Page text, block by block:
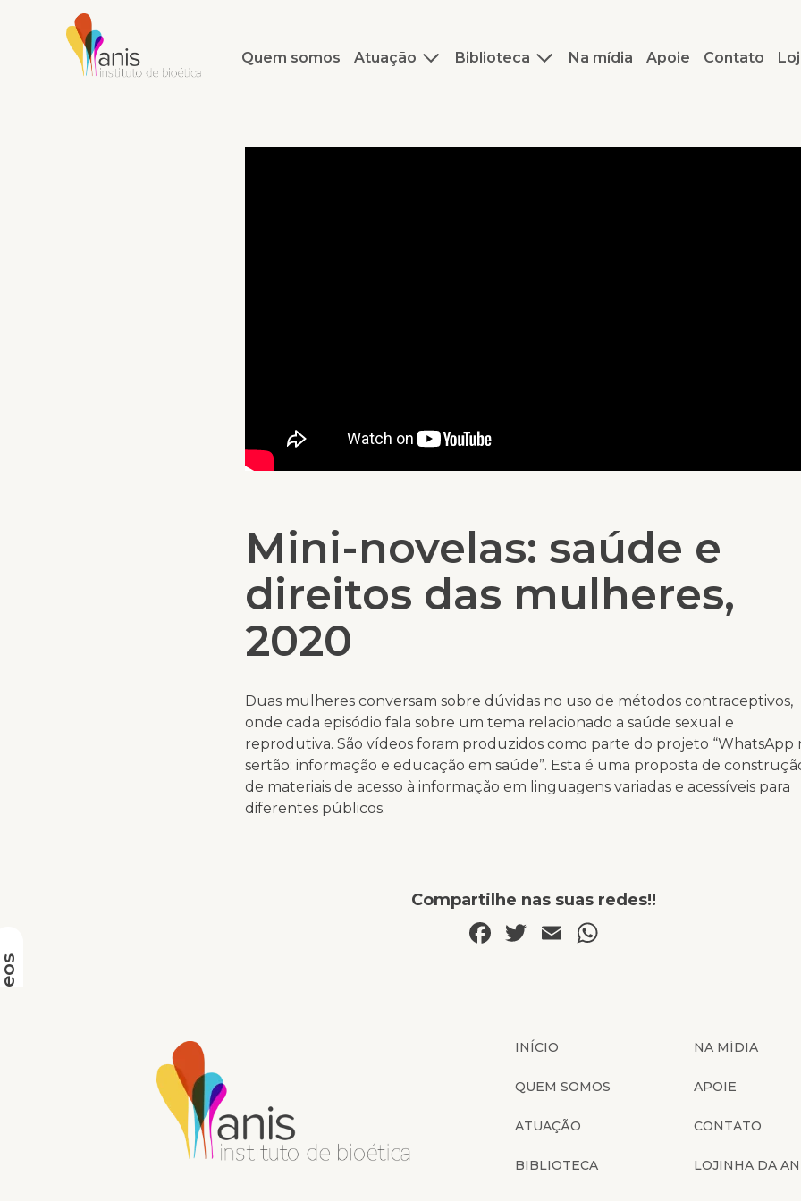
Quem somos Atuação Biblioteca Na mídia Apoie Contato
Mini-novelas: saúde e
direitos das mulheres,
2020
Duas mulheres conversam sobre dúvidas no uso de métodos contraceptivos,
onde cada episódio fala sobre um tema relacionado a saúde sexual e
reprodutiva. São vídeos foram produzidos como parte do projeto “WhatsApp
sertão: informação e educação em saúde”. Esta é uma proposta de
de materiais de acesso à informação em linguagens variadas e acessíveis para
diferentes públicos.
Compartilhe nas suas redes!!
Facebook
Twitter
Email
INÍCIO
QUEM SOMOS
ATUAÇÃO
BIBLIOTECA
NA MÍDIA
APOIE
CONTATO
LOJINHA DA